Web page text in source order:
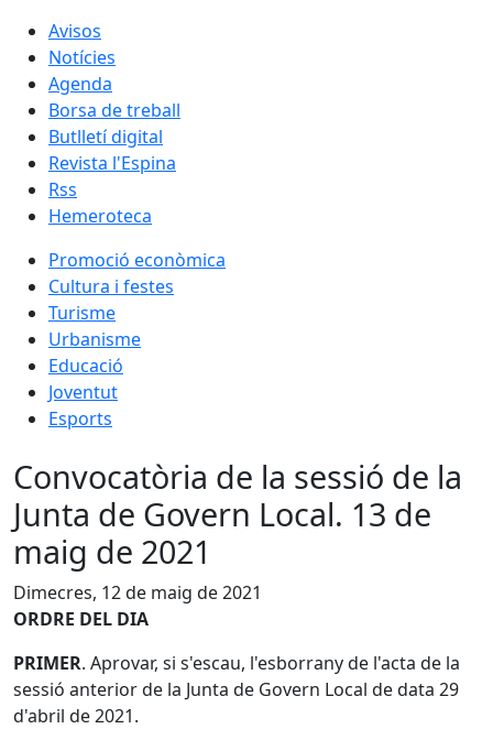
Avisos
Notícies
Agenda
Borsa de treball
Butlletí digital
Revista l'Espina
Rss
Hemeroteca
Promoció econòmica
Cultura i festes
Turisme
Urbanisme
Educació
Joventut
Esports
Convocatòria de la sessió de la
Junta de Govern Local. 13 de
maig de 2021
Dimecres, 12 de maig de 2021
ORDRE DEL DIA
PRIMER. Aprovar, si s'escau, l'esborrany de l'acta de la
sessió anterior de la Junta de Govern Local de data 29
d'abril de 2021.